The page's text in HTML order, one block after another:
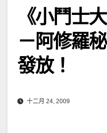
《小鬥士
－阿修羅
發放！
十二月 24, 2009